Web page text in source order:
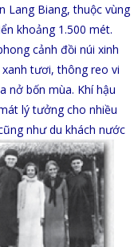
Lang Biang, thuộc vùng
khoảng 1.500 mét.
cảnh đồi núi xinh
tươi, thông reo vi
nở bốn mùa. Khí hậu
lý tưởng cho nhiều
như du khách nước